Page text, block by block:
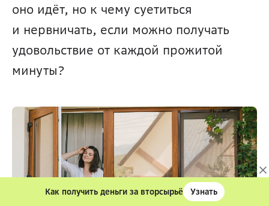
оно идёт, но к чему суетиться
и нервничать, если можно получать
удовольствие от каждой прожитой
минуты?
Как получить деньги за вторсырьё Узнать